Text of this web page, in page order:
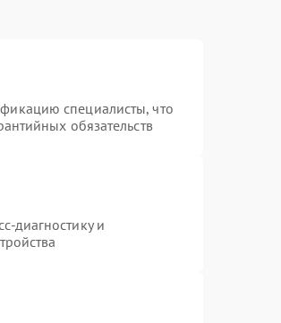
специалисты, что
обязательств
диагностику и